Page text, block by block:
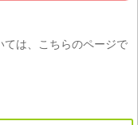
は、こちらのページで